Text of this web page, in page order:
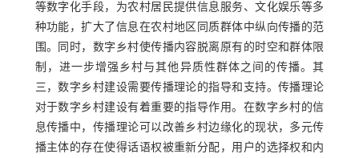
等数字化手段，为农村居民提供信息服务、文化娱乐等多
种功能，扩大了信息在农村地区同质群体中纵向传播的范
围。同时，数字乡村使传播内容脱离原有的时空和群体限
制，进一步增强乡村与其他异质性群体之间的传播。其
三，数字乡村建设需要传播理论的指导和支持。传播理论
对于数字乡村建设有着重要的指导作用。在数字乡村的信
息传播中，传播理论可以改善乡村边缘化的现状，多元传
播主体的存在使得话语权被重新分配，用户的选择权和内